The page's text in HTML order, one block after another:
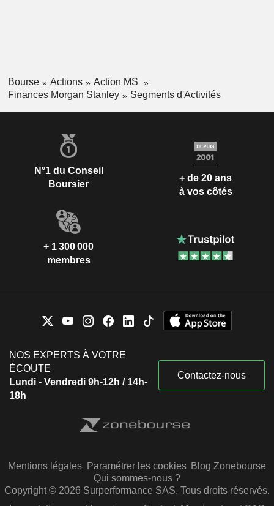
Bourse Actions
Action MS
Finances Morgan Stanley
Segments d'Activités
N°1 du Conseil
Boursier
+ de 20 ans
à vos côtés
+ 1 300 000
membres
NOS EXPERTS À VOTRE
ÉCOUTE
Lundi - Vendredi 9h-12h / 14h-
18h
Contactez-nous
Mentions légales Paramétrer les cookies Blog Zonebourse
Qui sommes-nous ?
Copyright © 2026 Surperformance SAS. Tous droits réservés.